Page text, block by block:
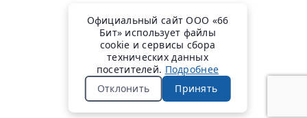
Официальный сайт ООО «66
Бит» использует файлы
cookie и сервисы сбора
технических данных
посетителей. Подробнее
Отклонить
Принять